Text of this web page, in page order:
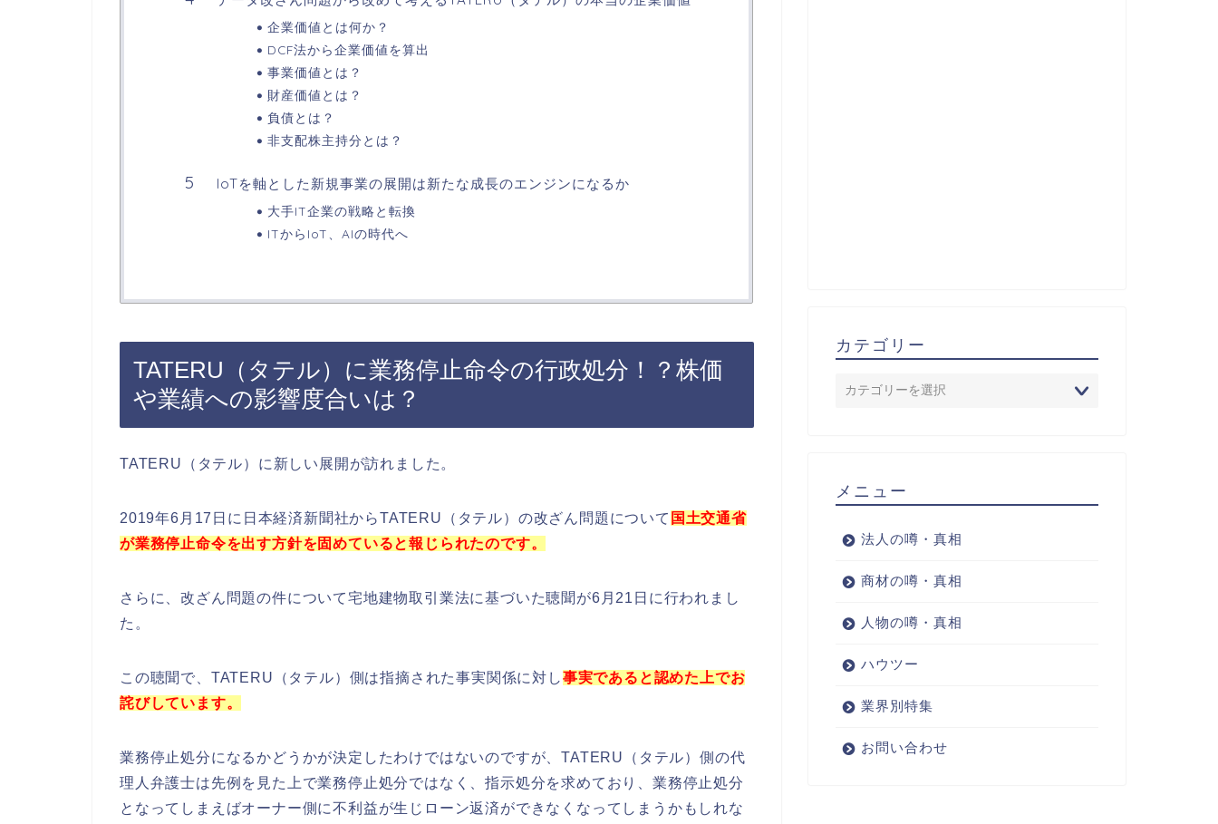
企業価値とは何か？
DCF法から企業価値を算出
事業価値とは？
財産価値とは？
負債とは？
非支配株主持分とは？
IoTを軸とした新規事業の展開は新たな成長のエンジンになるか
大手IT企業の戦略と転換
ITからIoT、AIの時代へ
TATERU（タテル）に業務停止命令の行政処分！？株価
や業績への影響度合いは？
TATERU（タテル）に新しい展開が訪れました。
2019年6月17日に日本経済新聞社からTATERU（タテル）の改ざん問題について 国土交通省
が業務停止命令を出す方針を固めていると報じられたのです。
さらに、改ざん問題の件について宅地建物取引業法に基づいた聴聞が6月21日に行われまし
た。
この聴聞で、TATERU（タテル）側は指摘された事実関係に対し事実であると認めた上でお
詫びしています。
業務停止処分になるかどうかが決定したわけではないのですが、TATERU（タテル）側の代
理人弁護士は先例を見た上で業務停止処分ではなく、指示処分を求めており、業務停止処分
となってしまえばオーナー側に不利益が生じローン返済ができなくなってしまうかもしれな
カテゴリー
メニュー
法人の噂・真相
商材の噂・真相
人物の噂・真相
ハウツー
業界別特集
お問い合わせ